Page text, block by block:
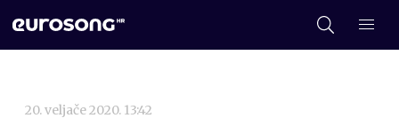
20. veljače 2020. 13:42